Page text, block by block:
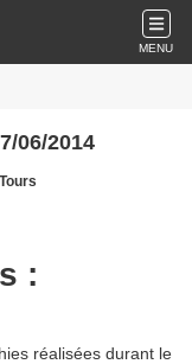
MENU
06/2014
:
réalisées durant le